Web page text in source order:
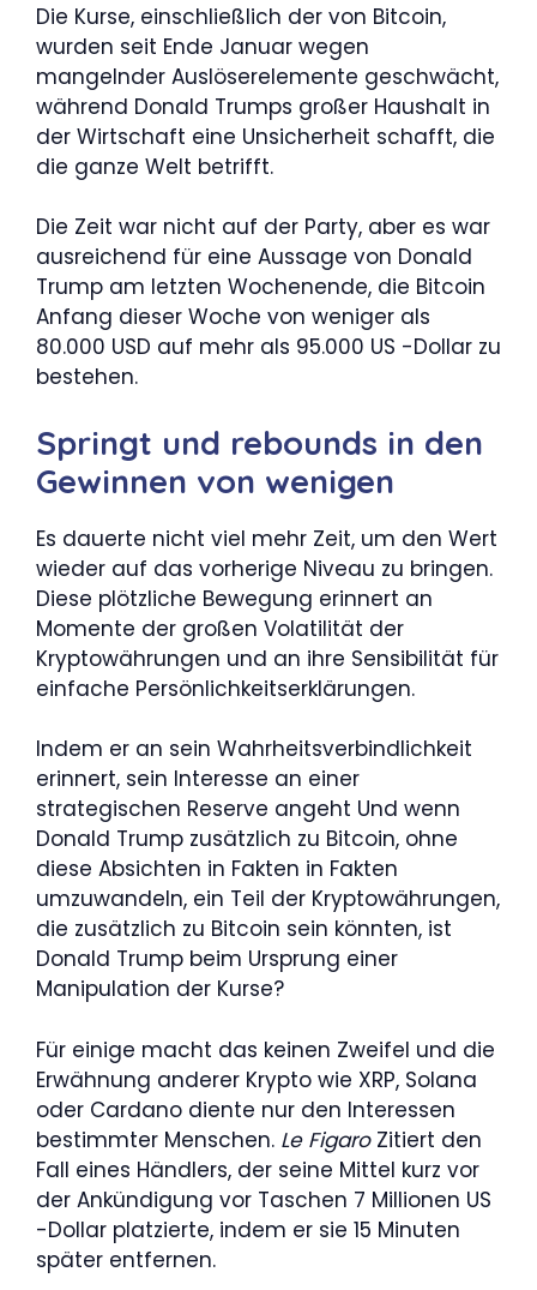
Die Kurse, einschließlich der von Bitcoin,
wurden seit Ende Januar wegen
mangelnder Auslöserelemente geschwächt,
während Donald Trumps großer Haushalt in
der Wirtschaft eine Unsicherheit schafft, die
die ganze Welt betrifft.
Die Zeit war nicht auf der Party, aber es war
ausreichend für eine Aussage von Donald
Trump am letzten Wochenende, die Bitcoin
Anfang dieser Woche von weniger als
80.000 USD auf mehr als 95.000 US -Dollar zu
bestehen.
Springt und rebounds in den
Gewinnen von wenigen
Es dauerte nicht viel mehr Zeit, um den Wert
wieder auf das vorherige Niveau zu bringen.
Diese plötzliche Bewegung erinnert an
Momente der großen Volatilität der
Kryptowährungen und an ihre Sensibilität für
einfache Persönlichkeitserklärungen.
Indem er an sein Wahrheitsverbindlichkeit
erinnert, sein Interesse an einer
strategischen Reserve angeht Und wenn
Donald Trump zusätzlich zu Bitcoin, ohne
diese Absichten in Fakten in Fakten
umzuwandeln, ein Teil der Kryptowährungen,
die zusätzlich zu Bitcoin sein könnten, ist
Donald Trump beim Ursprung einer
Manipulation der Kurse?
Für einige macht das keinen Zweifel und die
Erwähnung anderer Krypto wie XRP, Solana
oder Cardano diente nur den Interessen
bestimmter Menschen. Le FigaroZitiert den
Fall eines Händlers, der seine Mittel kurz vor
der Ankündigung vor Taschen 7 Millionen US
-Dollar platzierte, indem er sie 15 Minuten
später entfernen.